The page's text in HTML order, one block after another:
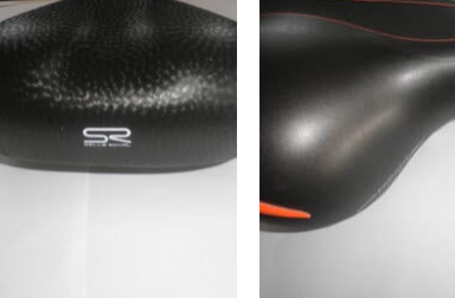
Προσθήκη
στη Λίστα
Επιθυμιών